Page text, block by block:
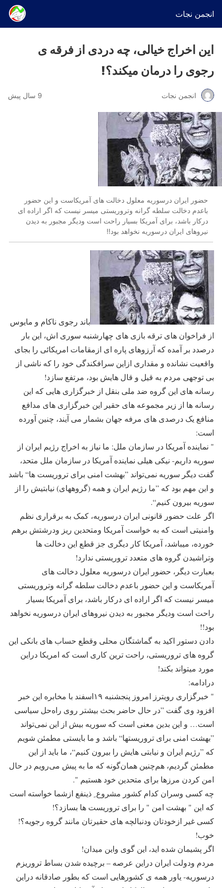
انجمن نجات
این اخراج خیالی، چه دردی از فرقه ی
رجوی را درمان میکند؟!
انجمن نجات 9 سال پیش
حضور ایران درسوریه معلول دخالت های آمریکاست و این حضور
باعدم دخالت سلطه گرانه وتروریستی میسر نیست که اگر اراده ای
درکار باشد، برای آمریکا بسیار راحت است ودیگر مجبور به دیدن
نیروهای ایران درسوریه نخواهد بود!!
باند رجوی ناکام و مایوس
از فراخوان های ترقه بازی های چهارشنبه سوری اش، این بار
درصدد بر آمده که آرزوهای پاره ای ازمقامات امریکائی را بجای
واقعیت نشانده و مقداری ازاین سرافکندگی خود را که ناشی از
بی توجهی مردم به قیل و قال هایش بود، مرتفع سازد!
رسانه های این گروه ضد ملی بنقل از خبرگزاری هایی که این
رسانه ها از زیر مجموعه های حقیر این خبرگزاری های مدافع
منافع یک درصدی های مرفه جهان بشمار می آیند، چنین آورده
است:
" نماینده آمریکا در سازمان ملل: ما نیاز به اخراج رژیم ایران از
سوریه داریم- نیکی هیلی نماینده آمریکا در سازمان ملل متحد،
گفت دیگر سوریه نمی‌تواند ”بهشت امنی برای تروریست ها“ باشد
و این مهم بود که ”ما رژیم ایران و همه (گروههای) نیابتیش را از
سوریه بیرون کنیم“.
اگر علت حضور قانونی ایران درسوریه، کمک به برقراری نظم
وامنیتی است که به خواست آمریکا ومتحدین ریز ودرشتش برهم
خورده، میباشد، آمریکا کار دیگری جز قطع این دخالت ها
وتراشیدن گروه های متعدد تروریستی ندارد!
بعبارت دیگر، حضور ایران درسوریه معلول دخالت های
آمریکاست و این حضور باعدم دخالت سلطه گرانه وتروریستی
میسر نیست که اگر اراده ای درکار باشد، برای آمریکا بسیار
راحت است ودیگر مجبور به دیدن نیروهای ایران درسوریه نخواهد
بود!!
دادن دستور اکید به گماشتگان محلی وقطع حساب های بانکی این
گروه های تروریستی، راحت ترین کاری است که امریکا دراین
مورد میتواند بکند!
درادامه:
" خبرگزاری رویترز امروز پنجشنبه ۱۹اسفند با مخابره این خبر
افزود وی گفت ”در حال حاضر بحث بیشتر روی راه‌حل سیاسی
است… و این بدین معنی است که سوریه بیش از این نمی‌تواند
”بهشت امنی برای تروریستها“ باشد و ما بایستی مطمئن شویم
که ”رژیم ایران و نیابتی هایش را بیرون کنیم“، ما باید از این
مطمئن گردیم، هم‌چنین همان‌گونه که ما به پیش می‌رویم در حال
امن کردن مرزها برای متحدین خود هستیم ".
چه کسی وسران کدام کشور مشروع ِ ذینفع ازشما خواسته است
که این " بهشت امن " را برای تروریست ها بسازد؟!
کسی غیر ازخودتان ودنبالچه های حقیرتان مانند گروه رجویه؟!
خوب!
اگر پشیمان شده اید، این گوی واین میدان!
مردم ودولت ایران دراین عرصه – برچیده شدن بساط تروریزم
درسوریه- یاور همه ی کشورهایی است که بطور صادقانه دراین